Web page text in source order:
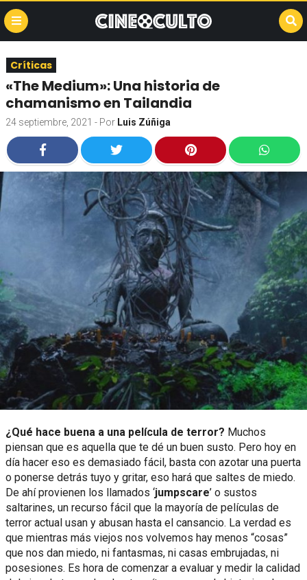
Críticas
«The Medium»: Una historia de
chamanismo en Tailandia
24 septiembre, 2021 - Por Luis Zúñiga
¿Qué hace buena a una película de terror? Muchos
piensan que es aquella que te dé un buen susto. Pero hoy en
día hacer eso es demasiado fácil, basta con azotar una puerta
o ponerse detrás tuyo y gritar, eso hará que saltes de miedo.
De ahí provienen los llamados ‘jumpscare’ o sustos
saltarines, un recurso fácil que la mayoría de películas de
terror actual usan y abusan hasta el cansancio. La verdad es
que mientras más viejos nos volvemos hay menos “cosas”
que nos dan miedo, ni fantasmas, ni casas embrujadas, ni
posesiones. Es hora de comenzar a evaluar y medir la calidad